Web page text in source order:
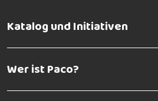
Katalog und Initiativen
Wer ist Paco?